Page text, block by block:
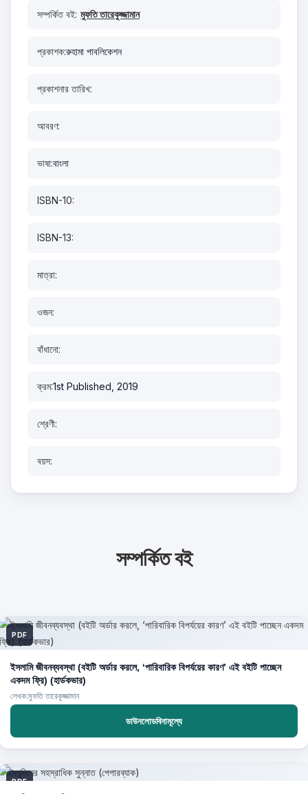
সম্পর্কিত বই: মুফতি তারেকুজ্জামান
প্রকাশক:রুহামা পাবলিকেশন
প্রকাশনার তারিখ:
আবরণ:
ভাষা:বাংলা
ISBN-10:
ISBN-13:
মাত্রা:
ওজন:
বাঁধানো:
ক্রম:1st Published, 2019
শ্রেণী:
বয়স:
সম্পর্কিত বই
PDF
ইসলামি জীবনব্যবস্থা (বইটি অর্ডার করলে, ‘পারিবারিক বিপর্যয়ের কারণ’ এই বইটি পাচ্ছেন
একদম ফ্রি) (হার্ডকভার)
লেখক:মুফতি তারেকুজ্জামান
ডাউনলোডবিনামূল্যে
PDF